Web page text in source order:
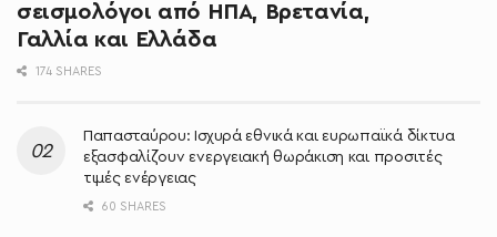
σεισμολόγοι από ΗΠΑ, Βρετανία,
Γαλλία και Ελλάδα
174 SHARES
Παπασταύρου: Ισχυρά εθνικά και ευρωπαϊκά δίκτυα
εξασφαλίζουν ενεργειακή θωράκιση και προσιτές
τιμές ενέργειας
60 SHARES